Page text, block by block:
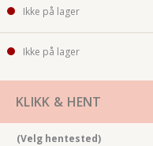
Ikke på lager
Ikke på lager
KLIKK & HENT
(Velg hentested)